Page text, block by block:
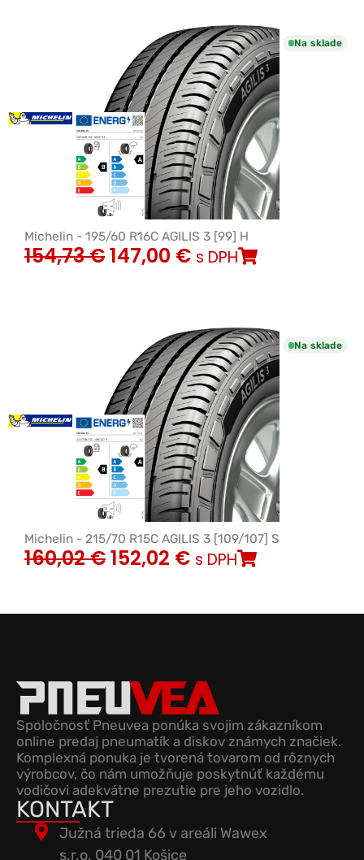
Na sklade
Michelin - 195/60 R16C AGILIS 3 [99] H
154,73€147,00 € s DPH
Na sklade
Michelin - 215/70 R15C AGILIS 3 [109/107] S
160,02€152,02 € s DPH
Spoločnosť Pneuvea ponúka svojim zákazníkom
online predaj pneumatík a diskov známych značiek.
Komplexná ponuka je tvorená tovarom od rôznych
výrobcov, čo nám umožňuje poskytnúť každému
vodičovi adekvátne prezutie pre jeho vozidlo.
KONTAKT
Južná trieda 66 v areáli Wawex
s.r.o. 040 01 Košice